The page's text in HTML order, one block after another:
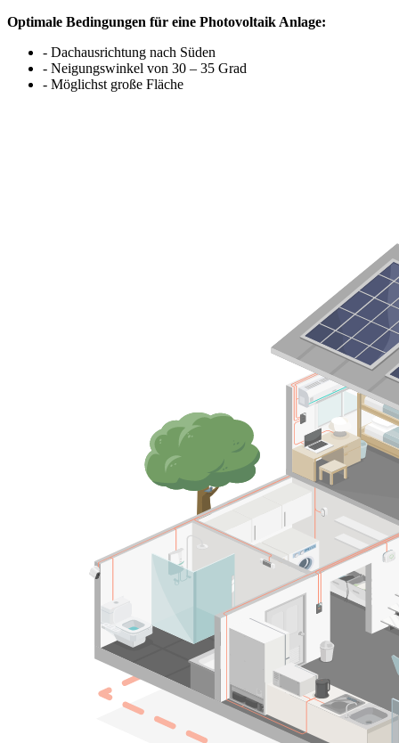
Optimale Bedingungen für eine Photovoltaik Anlage:
- Dachausrichtung nach Süden
- Neigungswinkel von 30 – 35 Grad
- Möglichst große Fläche